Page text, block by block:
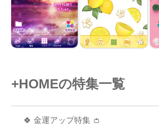
+HOMEの特集一覧
🍀 金運アップ特集 👛